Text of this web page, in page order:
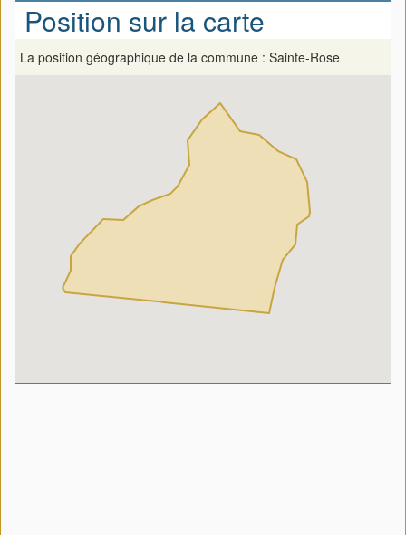
Position sur la carte
La position géographique de la commune : Sainte-Rose